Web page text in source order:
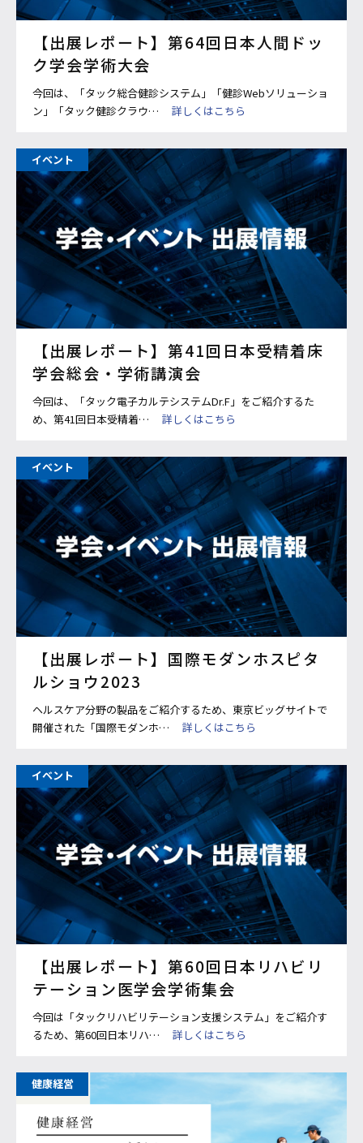
【出展レポート】第64回日本人間ドッ
ク学会学術大会
今回は、「タック総合健診システム」「健診Webソリューショ
ン」「タック健診クラウ…
詳しくはこちら
イベント
【出展レポート】第41回日本受精着床
学会総会・学術講演会
今回は、「タック電子カルテシステムDr.F」をご紹介するた
め、第41回日本受精着…
詳しくはこちら
イベント
【出展レポート】国際モダンホスピタ
ルショウ2023
ヘルスケア分野の製品をご紹介するため、東京ビッグサイトで
開催された「国際モダンホ…
詳しくはこちら
イベント
【出展レポート】第60回日本リハビリ
テーション医学会学術集会
今回は「タックリハビリテーション支援システム」をご紹介す
るため、第60回日本リハ…
詳しくはこちら
健康経営